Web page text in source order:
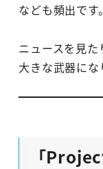
なども頻出です。
ニュースを見た
大きな武器にな
「